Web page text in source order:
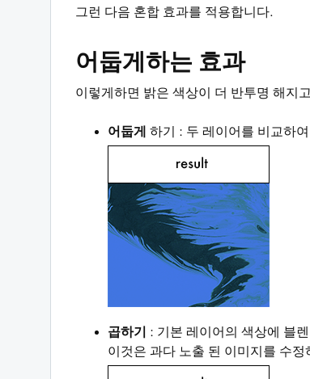
그런 다음 혼합 효과를 적용합니다.
어둡게하는 효과
이렇게하면 밝은 색상이 더 반투명 해지
어둡게 하기 : 두 레이어를 비교하
곱하기
: 기본 레이어의 색상에 블
이것은 과다 노출 된 이미지를 수정